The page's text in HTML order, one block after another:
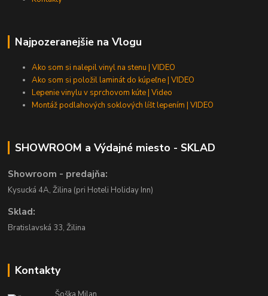
Najpozeranejšie na Vlogu
Ako som si nalepil vinyl na stenu | VIDEO
Ako som si položil laminát do kúpeľne | VIDEO
Lepenie vinylu v sprchovom kúte | Video
Montáž podlahových soklových líšt lepením | VIDEO
SHOWROOM a Výdajné miesto - SKLAD
Showroom - predajňa:
Kysucká 4A, Žilina (pri Hoteli Holiday Inn)
Sklad:
Bratislavská 33, Žilina
Kontakty